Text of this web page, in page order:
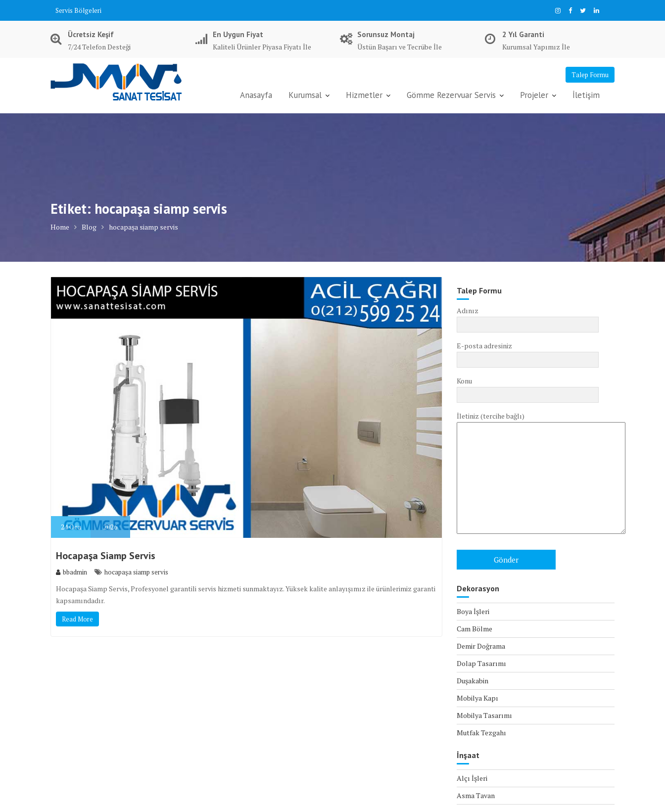
Servis Bölgeleri
Ücretsiz Keşif
7/24 Telefon Desteği
En Uygun Fiyat
Kaliteli Ürünler Piyasa Fiyatı İle
Sorunsuz Montaj
Üstün Başarı ve Tecrübe İle
2 Yıl Garanti
Kurumsal Yapımız İle
Talep Formu
Anasayfa Kurumsal Hizmetler Gömme Rezervuar Servis Projeler İletişim
Etiket: hocapaşa siamp servis
Home Blog hocapaşa siamp servis
24Oca 2026
Hocapaşa Siamp Servis
bbadmin hocapaşa siamp servis
Hocapaşa Siamp Servis, Profesyonel garantili servis hizmeti sunmaktayız. Yüksek kalite anlayışımız ile ürünlerimiz garanti
kapsamındadır.
Read More
Talep Formu
Adınız
E-posta adresiniz
Konu
İletiniz (tercihe bağlı)
Dekorasyon
Boya İşleri
Cam Bölme
Demir Doğrama
Dolap Tasarımı
Duşakabin
Mobilya Kapı
Mobilya Tasarımı
Mutfak Tezgahı
İnşaat
Alçı İşleri
Asma Tavan